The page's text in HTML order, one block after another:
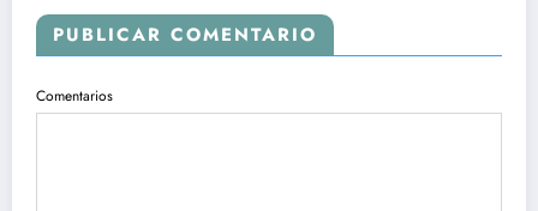
PUBLICAR COMENTARIO
Comentarios